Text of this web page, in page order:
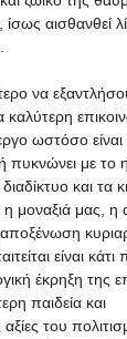
αισθανθεί
να
καλύτερη
ωστόσο είναι
πυκνώνει με το
και τα
μοναξιά μας, η
είναι
έκρηξη της
παιδεία και
αξίες του